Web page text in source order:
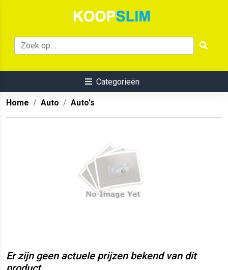
Categorieën
Home Auto Auto's
Er zijn geen actuele prijzen bekend van dit